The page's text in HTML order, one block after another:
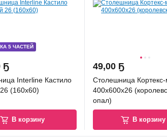
5 ЧАСТЕЙ
Ҕ
Interline Кастило
(160x60)
В корзину
49,00 Ҕ
Столешница
400x600x26
опал)
В корзину